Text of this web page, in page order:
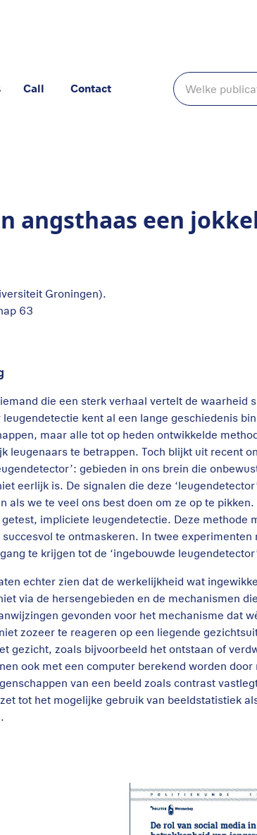
Call Contact
angsthaas een
Groningen).
63
die een sterk verhaal vertelt de waarheid
kent al een lange geschiedenis
maar alle tot op heden ontwikkelde
leugenaars te betrappen. Toch blijkt uit recent
gebieden in ons brein die
eerlijk is. De signalen die deze
als we te veel ons best doen om ze op te
impliciete leugendetectie. Deze methode
te ontmaskeren. In twee
te krijgen tot de ‘ingebouwde
echter zien dat de werkelijkheid wat
via de hersengebieden en de mechanismen
gevonden voor het mechanisme dat
zozeer te reageren op een liegende
gezicht, zoals bijvoorbeeld het ontstaan of
ook met een computer berekend worden
van een beeld zoals contrast
tot het mogelijke gebruik van beeldstatistiek
De rol van sociale
media bij de